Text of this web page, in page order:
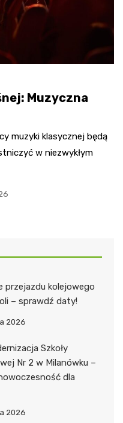
Muzyczna
muzyki klasycznej będą
w niezwykłym
przejazdu kolejowego
– sprawdź daty!
2026
Szkoły
Nr 2 w Milanówku –
dla
2026